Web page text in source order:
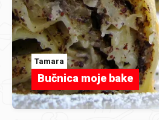
Tamara
Bučnica moje bake